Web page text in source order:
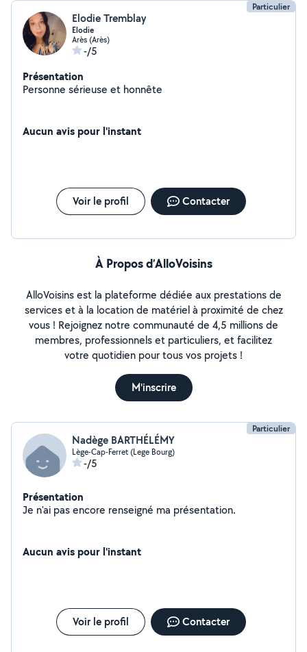
Particulier
Elodie Tremblay
Elodie
Arès (Arès)
-/5
Présentation
Personne sérieuse et honnête
Aucun avis pour l'instant
Voir le profil Contacter
À Propos d’AlloVoisins
AlloVoisins est la plateforme dédiée aux prestations de
services et à la location de matériel à proximité de chez
vous ! Rejoignez notre communauté de 4,5 millions de
membres, professionnels et particuliers, et facilitez
votre quotidien pour tous vos projets !
M'inscrire
Particulier
Nadège BARTHÉLÉMY
Lège-Cap-Ferret (Lege Bourg)
-/5
Présentation
Je n'ai pas encore renseigné ma présentation.
Aucun avis pour l'instant
Voir le profil Contacter